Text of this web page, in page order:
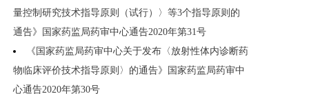
量控制研究技术指导原则（试行）〉等3个指导原则的
通告》国家药监局药审中心通告2020年第31号
《国家药监局药审中心关于发布〈放射性体内诊断药
物临床评价技术指导原则〉的通告》国家药监局药审中
心通告2020年第30号